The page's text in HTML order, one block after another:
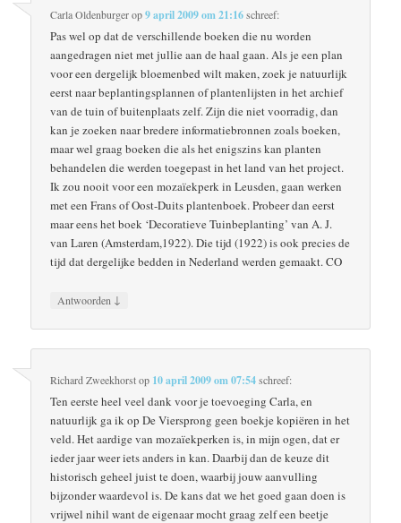
Carla Oldenburgerop9 april 2009 om 21:16schreef:
Pas wel op dat de verschillende boeken die nu worden
aangedragen niet met jullie aan de haal gaan. Als je een plan
voor een dergelijk bloemenbed wilt maken, zoek je natuurlijk
eerst naar beplantingsplannen of plantenlijsten in het archief
van de tuin of buitenplaats zelf. Zijn die niet voorradig, dan
kan je zoeken naar bredere informatiebronnen zoals boeken,
maar wel graag boeken die als het enigszins kan planten
behandelen die werden toegepast in het land van het project.
Ik zou nooit voor een mozaïekperk in Leusden, gaan werken
met een Frans of Oost-Duits plantenboek. Probeer dan eerst
maar eens het boek ‘Decoratieve Tuinbeplanting’ van A. J.
van Laren (Amsterdam,1922). Die tijd (1922) is ook precies de
tijd dat dergelijke bedden in Nederland werden gemaakt. CO
Antwoorden ↓
Richard Zweekhorstop 10 april 2009 om 07:54schreef:
Ten eerste heel veel dank voor je toevoeging Carla, en
natuurlijk ga ik op De Viersprong geen boekje kopiëren in het
veld. Het aardige van mozaïekperken is, in mijn ogen, dat er
ieder jaar weer iets anders in kan. Daarbij dan de keuze dit
historisch geheel juist te doen, waarbij jouw aanvulling
bijzonder waardevol is. De kans dat we het goed gaan doen is
vrijwel nihil want de eigenaar mocht graag zelf een beetje